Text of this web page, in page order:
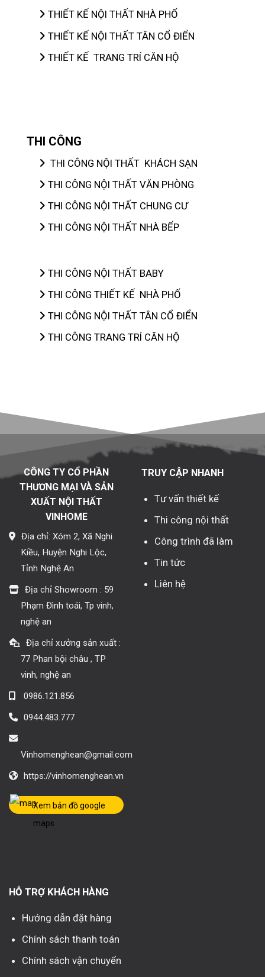
THIẾT KẾ NỘI THẤT NHÀ PHỐ
THIẾT KẾ NỘI THẤT TÂN CỔ ĐIỂN
THIẾT KẾ TRANG TRÍ CĂN HỘ
THI CÔNG
THI CÔNG NỘI THẤT KHÁCH SẠN
THI CÔNG NỘI THẤT VĂN PHÒNG
THI CÔNG NỘI THẤT CHUNG CƯ
THI CÔNG NỘI THẤT NHÀ BẾP
THI CÔNG NỘI THẤT BABY
THI CÔNG THIẾT KẾ NHÀ PHỐ
THI CÔNG NỘI THẤT TÂN CỔ ĐIỂN
THI CÔNG TRANG TRÍ CĂN HỘ
CÔNG TY CỔ PHẦN
THƯƠNG MẠI VÀ SẢN
XUẤT NỘI THẤT
VINHOME
Địa chỉ: Xóm 2, Xã Nghi
Kiều, Huyện Nghi Lộc,
Tỉnh Nghệ An
Địa chỉ Showroom : 59
Phạm Đình toái, Tp vinh,
nghệ an
Địa chỉ xưởng sản xuất :
77 Phan bội châu , TP
vinh, nghệ an
0986.121.856
0944.483.777
Vinhomenghean@gmail.com
https://vinhomenghean.vn
Xem bản đồ google
maps
TRUY CẬP NHANH
Tư vấn thiết kế
Thi công nội thất
Công trình đã làm
Tin tức
Liên hệ
HỖ TRỢ KHÁCH HÀNG
Hướng dẫn đặt hàng
Chính sách thanh toán
Chính sách vận chuyển